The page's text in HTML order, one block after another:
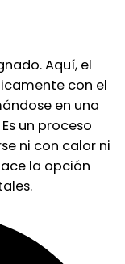
Aquí, el
con el
en una
un proceso
ni con calor ni
la opción